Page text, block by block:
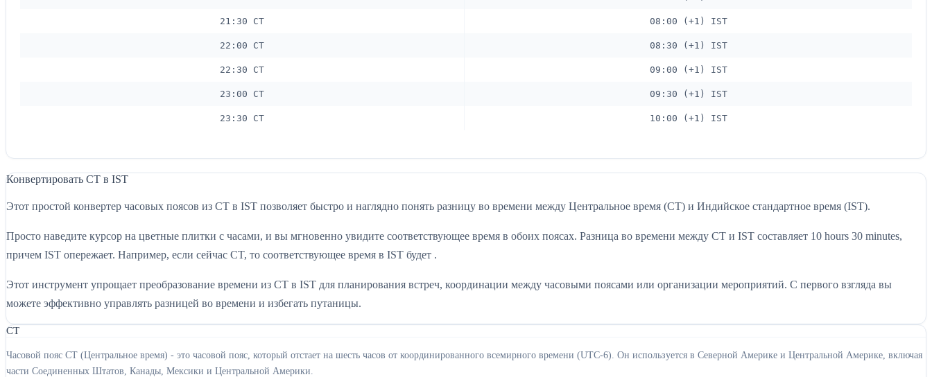
21:30 CT 08:00 (+1) IST
22:00 CT 08:30 (+1) IST
22:30 CT 09:00 (+1) IST
23:00 CT 09:30 (+1) IST
23:30 CT 10:00 (+1) IST
Конвертировать CT в IST
Этот простой конвертер часовых поясов из CT в IST позволяет быстро и наглядно понять разницу во времени между Центральное время (CT) и Индийское стандартное время (IST).
Просто наведите курсор на цветные плитки с часами, и вы мгновенно увидите соответствующее время в обоих поясах. Разница во времени между CT и IST составляет 10 hours 30 minutes,
причем IST опережает. Например, если сейчас CT, то соответствующее время в IST будет .
Этот инструмент упрощает преобразование времени из CT в IST для планирования встреч, координации между часовыми поясами или организации мероприятий. С первого взгляда вы
можете эффективно управлять разницей во времени и избегать путаницы.
CT
Часовой пояс CT (Центральное время) - это часовой пояс, который отстает на шесть часов от координированного всемирного времени (UTC-6). Он используется в Северной Америке и Центральной Америке, включая
части Соединенных Штатов, Канады, Мексики и Центральной Америки.